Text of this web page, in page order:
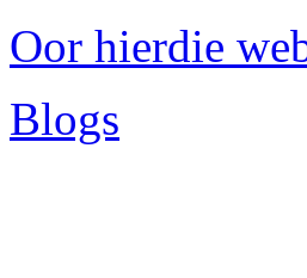
Oor hierdie
Blogs